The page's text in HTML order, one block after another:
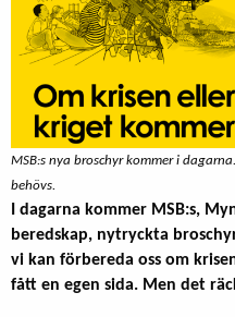
MSB:s nya broschyr kommer i
behövs.
I dagarna kommer MSB:s,
beredskap, nytryckta
vi kan förbereda oss om
fått en egen sida. Men det